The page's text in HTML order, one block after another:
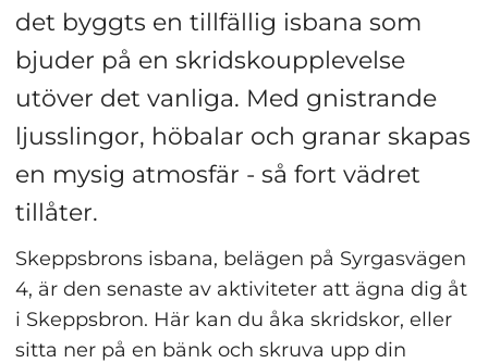
det byggts en tillfällig isbana som
bjuder på en skridskoupplevelse
utöver det vanliga. Med gnistrande
ljusslingor, höbalar och granar skapas
en mysig atmosfär - så fort vädret
tillåter.
Skeppsbrons isbana, belägen på Syrgasvägen
4, är den senaste av aktiviteter att ägna dig åt
i Skeppsbron. Här kan du åka skridskor, eller
sitta ner på en bänk och skruva upp din